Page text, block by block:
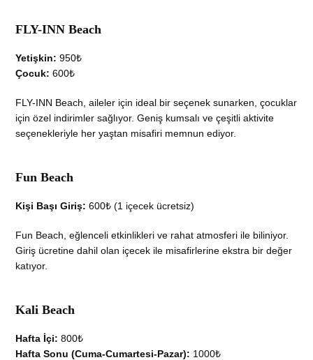
FLY-INN Beach
Yetişkin: 950₺
Çocuk: 600₺
FLY-INN Beach, aileler için ideal bir seçenek sunarken, çocuklar
için özel indirimler sağlıyor. Geniş kumsalı ve çeşitli aktivite
seçenekleriyle her yaştan misafiri memnun ediyor.
Fun Beach
Kişi Başı Giriş: 600₺ (1 içecek ücretsiz)
Fun Beach, eğlenceli etkinlikleri ve rahat atmosferi ile biliniyor.
Giriş ücretine dahil olan içecek ile misafirlerine ekstra bir değer
katıyor.
Kali Beach
Hafta İçi: 800₺
Hafta Sonu (Cuma-Cumartesi-Pazar): 1000₺